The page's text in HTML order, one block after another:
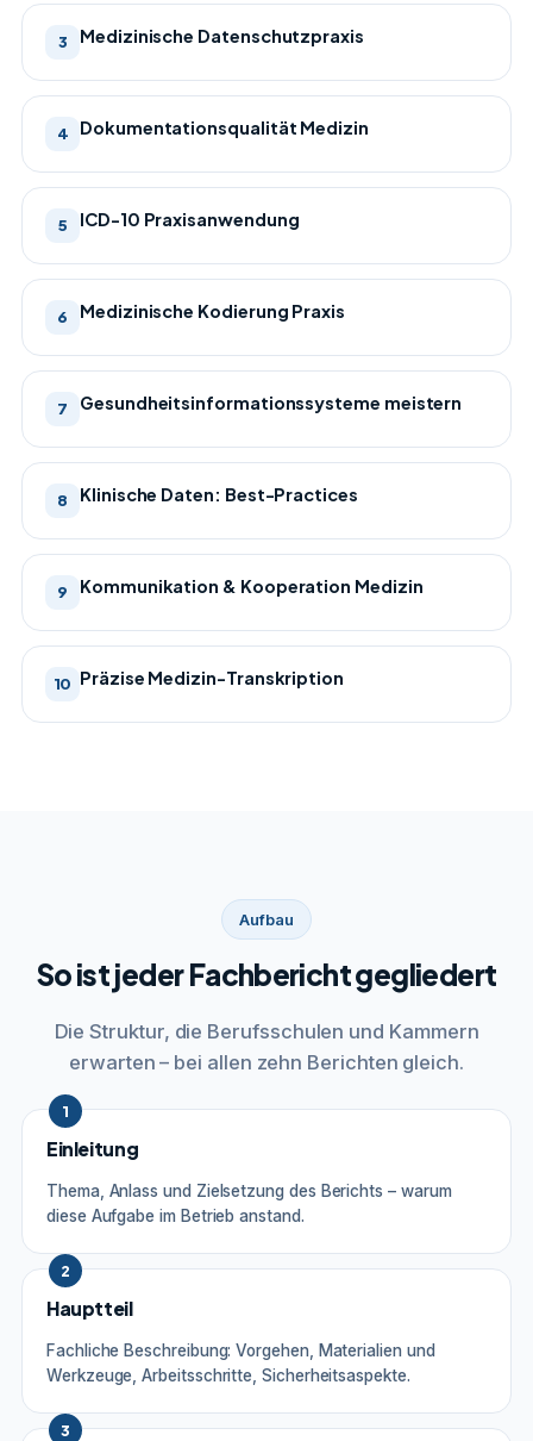
3 Medizinische Datenschutzpraxis
4 Dokumentationsqualität Medizin
5 ICD-10 Praxisanwendung
6 Medizinische Kodierung Praxis
7 Gesundheitsinformationssysteme meistern
8 Klinische Daten: Best-Practices
9 Kommunikation & Kooperation Medizin
10 Präzise Medizin-Transkription
Aufbau
So ist jeder Fachbericht gegliedert
Die Struktur, die Berufsschulen und Kammern
erwarten – bei allen zehn Berichten gleich.
1
Einleitung
Thema, Anlass und Zielsetzung des Berichts – warum
diese Aufgabe im Betrieb anstand.
2
Hauptteil
Fachliche Beschreibung: Vorgehen, Materialien und
Werkzeuge, Arbeitsschritte, Sicherheitsaspekte.
3